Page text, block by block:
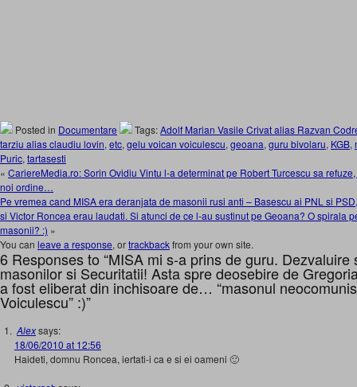
Posted in Documentare Tags:Adolf Marian Vasile Crivat alias Razvan
tarziu alias claudiu lovin, etc, gelu voican voiculescu, geoana, guru bivolaru, KGB,
Puric, tartasesti
« CariereMedia.ro: Sorin Ovidiu Vintu l-a determinat pe Robert Turcescu sa
noi ordine…
Pe vremea cand MISA era deranjata de masonii rusi anti – Basescu ai PNL si
si Victor Roncea erau laudati. Si atunci de ce l-au sustinut pe Geoana? O spirala
masonii? :) »
You can leave a response, ortrackbackfrom your own site.
6 Responses to “MISA mi s-a prins de guru. Dezvaluire
masonilor si Securitatii! Asta spre deosebire de
a fost eliberat din inchisoare de… “masonul
Voiculescu” :)”
Alexsays:
18/06/2010 at 12:56
Haideti, domnu Roncea, iertati-i ca e si ei oameni 🙂